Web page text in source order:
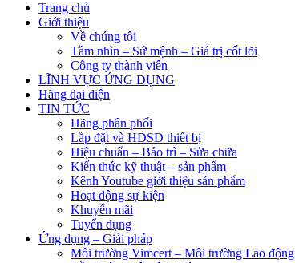
Trang chủ
Giới thiệu
Về chúng tôi
Tầm nhìn – Sứ mệnh – Giá trị cốt lõi
Công ty thành viên
LĨNH VỰC ỨNG DỤNG
Hãng đại diện
TIN TỨC
Hãng phân phối
Lắp đặt và HDSD thiết bị
Hiệu chuẩn – Bảo trì – Sửa chữa
Kiến thức kỹ thuật – sản phẩm
Kênh Youtube giới thiệu sản phẩm
Hoạt động sự kiện
Khuyến mãi
Tuyển dụng
Ứng dụng – Giải pháp
Môi trường Vimcert – Môi trường Lao động